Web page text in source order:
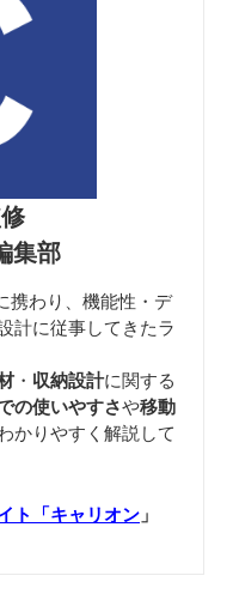
集部
携わり、機能性・デ
計に従事してきたラ
・ 収納設計に関する
の使いやすさや移動
かりやすく解説して
ト「キャリオン 」